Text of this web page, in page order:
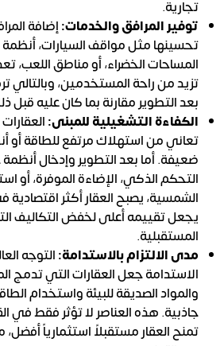
تجارية.
توفير المرافق والخدمات:إضافة
تحسينها مثل مواقف السيارات، أنظمة
المساحات الخضراء، أو مناطق اللعب،
تزيد من راحة المستخدمين، وبالتالي
بعد التطوير مقارنة بما كان عليه قبل
الكفاءة التشغيلية للمبنى:
تعاني من استهلاك مرتفع للطاقة أو
ضعيفة. أما بعد التطوير وإدخال أنظمة
التحكم الذكي، الإضاءة الموفرة، أو
الشمسية، يصبح العقار أكثر
يجعل تقييمه أعلى لخفض التكاليف
المستقبلية.
مدى الالتزام بالاستدامة:التوجه
الاستدامة جعل العقارات التي تدمج
والمواد الصديقة للبيئة واستخدام
جاذبية. هذه العناصر لا تؤثر فقط في
تمنح العقار مستقبلاً استثمارياً أفضل،